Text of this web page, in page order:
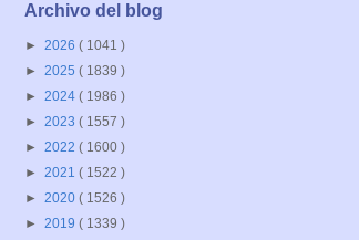
Archivo del blog
► 2026 ( 1041 )
► 2025 ( 1839 )
► 2024 ( 1986 )
► 2023 ( 1557 )
► 2022 ( 1600 )
► 2021 ( 1522 )
► 2020 ( 1526 )
► 2019 ( 1339 )